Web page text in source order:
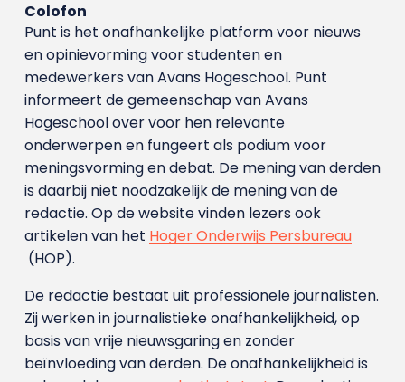
Colofon
Punt is het onafhankelijke platform voor nieuws
en opinievorming voor studenten en
medewerkers van Avans Hoge­school. Punt
informeert de gemeenschap van Avans
Hogeschool over voor hen relevante
onderwerpen en fungeert als podium voor
meningsvorming en debat. De mening van derden
is daarbij niet noodzakelijk de mening van de
redactie. Op de website vinden lezers ook
artikelen van het Hoger Onderwijs Persbureau
(HOP).
De redactie bestaat uit professionele journalisten.
Zij werken in journalistieke onafhankelijkheid, op
basis van vrije nieuwsgaring en zonder
beïnvloeding van derden. De onafhankelijkheid is